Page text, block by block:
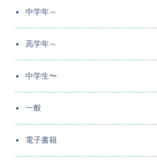
中学年～
高学年～
中学生〜
一般
電子書籍